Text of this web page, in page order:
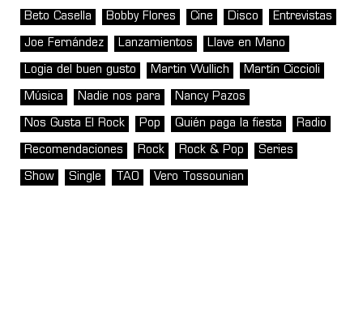
Beto Casella Bobby Flores Cine Disco Entrevistas
Joe Fernández Lanzamientos Llave en Mano
Logia del buen gusto Martin Wullich Martín Ciccioli
Música Nadie nos para Nancy Pazos
Nos Gusta El Rock Pop Quién paga la fiesta Radio
Recomendaciones Rock Rock & Pop Series
Show Single TAO Vero Tossounian